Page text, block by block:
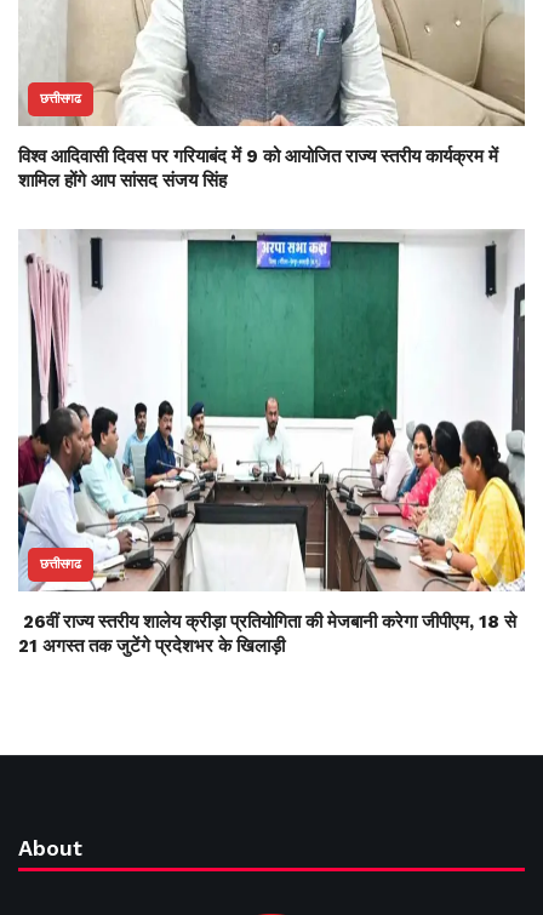
छत्तीसगढ
विश्व आदिवासी दिवस पर गरियाबंद में 9 को आयोजित राज्य स्तरीय कार्यक्रम में
शामिल होंगे आप सांसद संजय सिंह
छत्तीसगढ
26वीं राज्य स्तरीय शालेय क्रीड़ा प्रतियोगिता की मेजबानी करेगा जीपीएम, 18 से
21 अगस्त तक जुटेंगे प्रदेशभर के खिलाड़ी
About